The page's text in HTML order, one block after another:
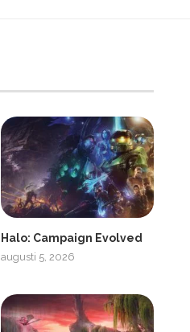
Halo: Campaign Evolved
augusti 5, 2026